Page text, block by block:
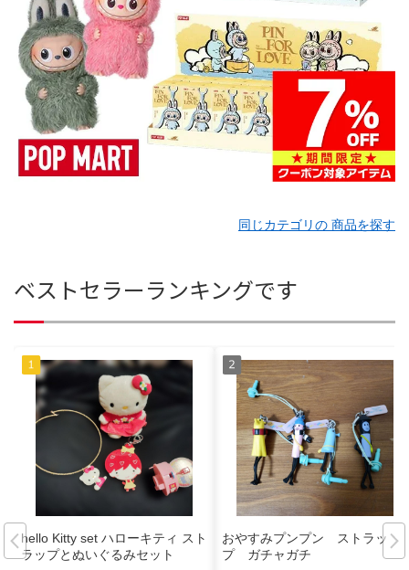
同じカテゴリの 商品を探す
ベストセラーランキングです
hello Kitty set ハローキティ スト
ラップとぬいぐるみセット
おやすみプンプン ストラッ
プ ガチャガチ